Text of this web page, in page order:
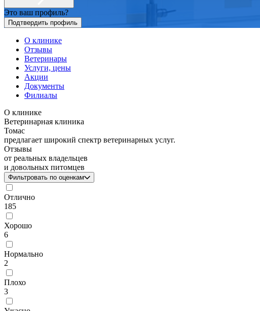
Это ваш профиль?
Подтвердить профиль
О клинике
Отзывы
Ветеринары
Услуги, цены
Акции
Документы
Филиалы
О клинике
Ветеринарная клиника
Томас
предлагает широкий спектр ветеринарных услуг.
Отзывы
от реальных владельцев
и довольных питомцев
Фильтровать по оценкам
Отлично
185
Хорошо
6
Нормально
2
Плохо
3